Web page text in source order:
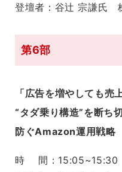
登壇者：谷辻 宗謙氏
第6部
「広告を増やしても売
“タダ乗り構造”を断ち
防ぐAmazon運用戦略
時 間：15:05~15:30